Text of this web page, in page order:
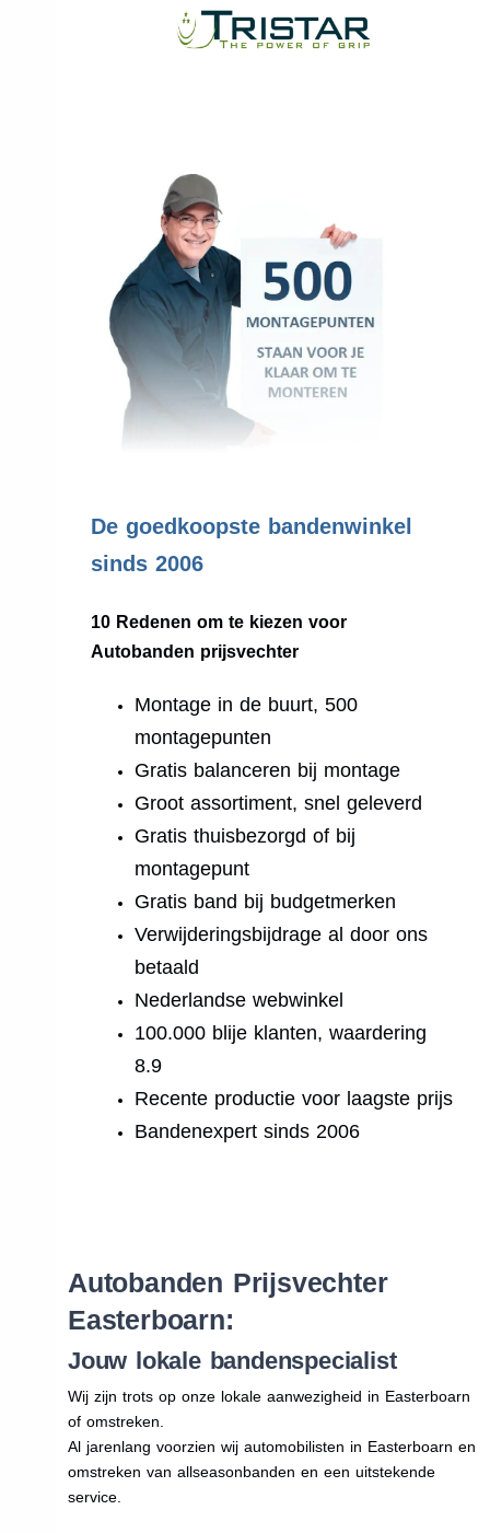
De goedkoopste bandenwinkel
sinds 2006
10 Redenen om te kiezen voor
Autobanden prijsvechter
Montage in de buurt, 500
montagepunten
Gratis balanceren bij montage
Groot assortiment, snel geleverd
Gratis thuisbezorgd of bij
montagepunt
Gratis band bij budgetmerken
Verwijderingsbijdrage al door ons
betaald
Nederlandse webwinkel
100.000 blije klanten, waardering
8.9
Recente productie voor laagste prijs
Bandenexpert sinds 2006
Autobanden Prijsvechter
Easterboarn:
Jouw lokale bandenspecialist
Wij zijn trots op onze lokale aanwezigheid in Easterboarn
of omstreken.
Al jarenlang voorzien wij automobilisten in Easterboarn en
omstreken van allseasonbanden en een uitstekende
service.